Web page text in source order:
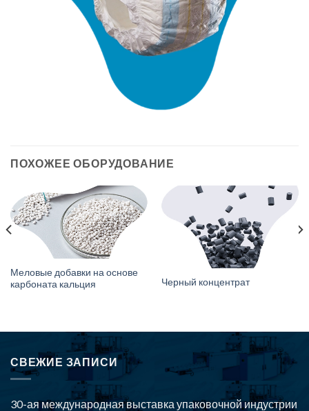
ПОХОЖЕЕ ОБОРУДОВАНИЕ
Меловые добавки на основе
карбоната кальция
Черный концентрат
СВЕЖИЕ ЗАПИСИ
30-ая международная выставка упаковочной индустрии